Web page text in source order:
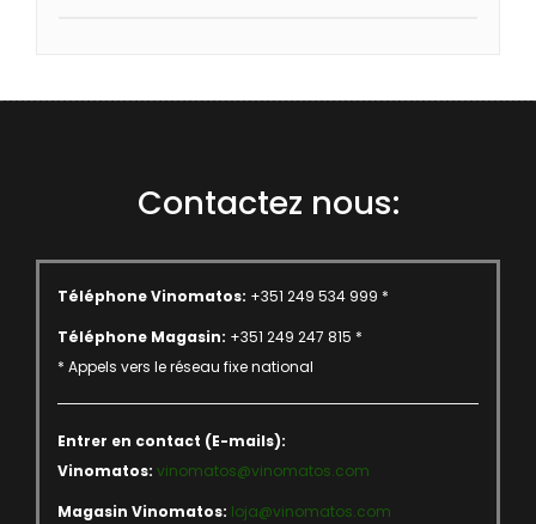
Contactez nous:
Téléphone Vinomatos: +351 249 534 999 *
Téléphone Magasin: +351 249 247 815 *
* Appels vers le réseau fixe national
Entrer en contact (E-mails):
Vinomatos: vinomatos@vinomatos.com
Magasin Vinomatos: loja@vinomatos.com